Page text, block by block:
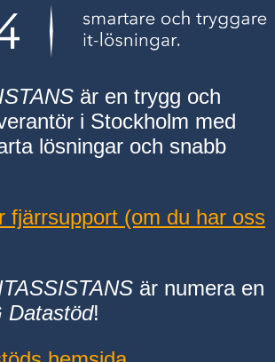
är en trygg och
i Stockholm med
lösningar och snabb
fjärrsupport (om du har oss
är numera en
Datastöd!